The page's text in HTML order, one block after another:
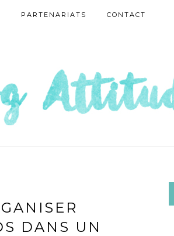
PARTENARIATS CONTACT
DANS UN